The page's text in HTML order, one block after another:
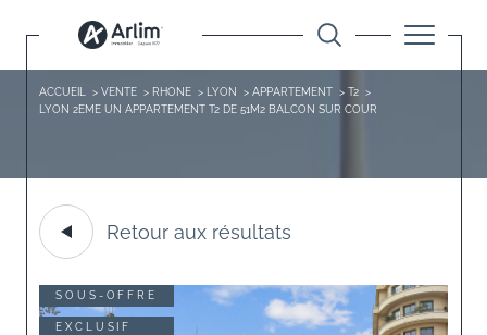
ACCUEIL VENTE RHONE LYON APPARTEMENT
T2
LYON 2EME UN APPARTEMENT T2 DE 51M2 BALCON SUR COUR
Retour aux résultats
SOUS-OFFRE
EXCLUSIF